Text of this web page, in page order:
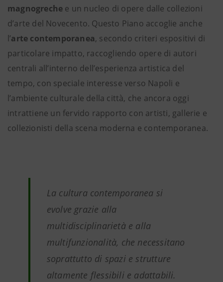
magnogreche e un nucleo di opere dalle collezioni
d’arte del Novecento. Questo Piano accoglie anche
l’arte contemporanea, secondo criteri espositivi di
particolare impatto, raccogliendo opere di autori
centrali all’interno dell’esperienza artistica del
tempo, con speciale interesse verso Napoli e
l’ambiente culturale della città, che ancora oggi
intrattiene un fervido rapporto con artisti, gallerie e
collezionisti della scena moderna e contemporanea.
La cultura contemporanea si
evolve grazie alla
multidisciplinarietà e alla
multifunzionalità, che necessitano
soprattutto di spazi e strutture
altamente flessibili e adattabili.